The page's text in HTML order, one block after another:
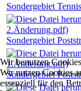
Sondergebiet
Sondergebiet
Sondergebiet
Wir benutzen Cookies
Wir nutzen Cookies
essenziell für den